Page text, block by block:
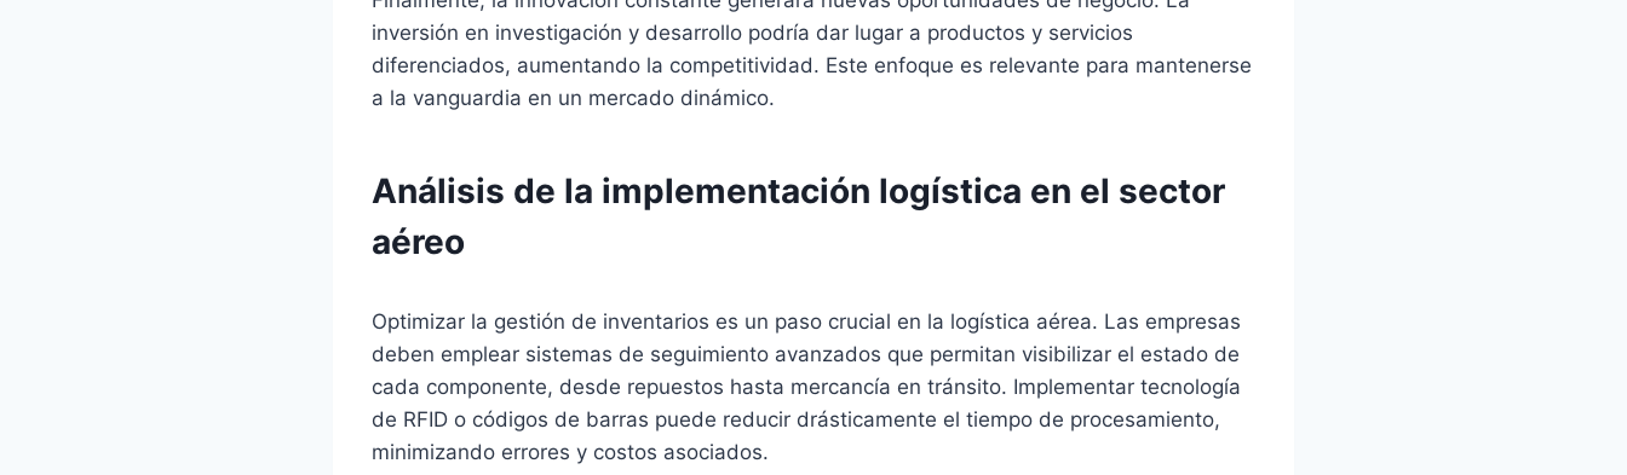
inversión en investigación y desarrollo podría dar lugar a productos y servicios
diferenciados, aumentando la competitividad. Este enfoque es relevante para mantenerse
a la vanguardia en un mercado dinámico.
Análisis de la implementación logística en el sector
aéreo
Optimizar la gestión de inventarios es un paso crucial en la logística aérea. Las empresas
deben emplear sistemas de seguimiento avanzados que permitan visibilizar el estado de
cada componente, desde repuestos hasta mercancía en tránsito. Implementar tecnología
de RFID o códigos de barras puede reducir drásticamente el tiempo de procesamiento,
minimizando errores y costos asociados.